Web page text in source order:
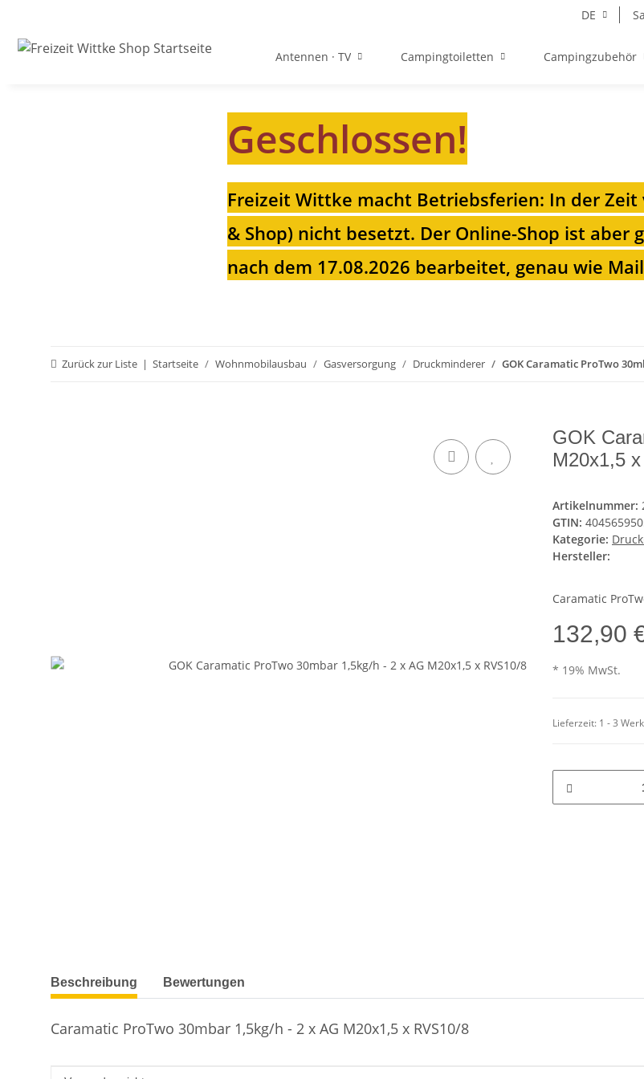
DE
Antennen · TV Campingtoiletten Campingzubehör
Geschlossen!
Freizeit Wittke macht Betriebsferien: In der
& Shop) nicht besetzt. Der Online-Shop ist aber
nach dem 17.08.2026 bearbeitet, genau wie
Zurück zur Liste Startseite Wohnmobilausbau Gasversorgung Druckminderer GOK Caramatic ProTwo
GOK
M20x1,5
Artikelnummer:
GTIN:
Kategorie:
Hersteller:
Caramatic
132,90
* 19% MwSt.
Lieferzeit: 1 - 3
weitere Registerkarten anzeigen
Beschreibung Bewertungen
Caramatic ProTwo 30mbar 1,5kg/h - 2 x AG M20x1,5 x RVS10/8